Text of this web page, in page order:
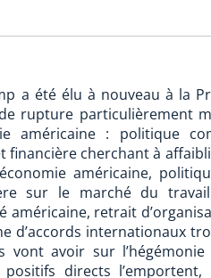
a été élu à nouveau à la
rupture particulièrement
américaine : politique
financière cherchant à
américaine,
sur le marché du
américaine, retrait
d’accords internationaux
vont avoir sur
directs